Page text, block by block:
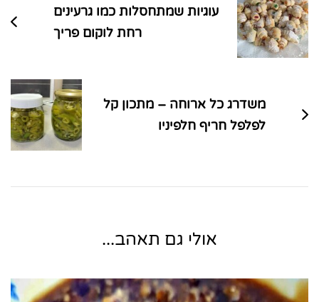
עוגיות שמתחסלות כמו גרעינים
רחת לוקום פריך
משדרג כל ארוחה – מתכון קל
לפלפל חריף חלפיניו
אולי גם תאהב...